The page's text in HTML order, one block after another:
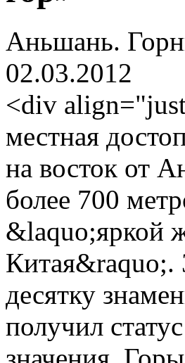
Аньшань.
02.03.2012
<div
местная
на восток от
более 700
&laquo;яркой
десятку
получил